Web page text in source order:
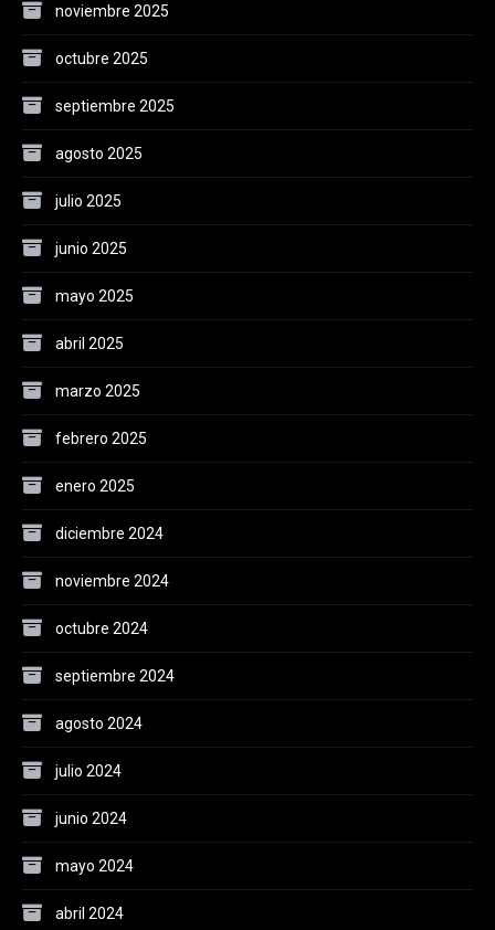
noviembre 2025
octubre 2025
septiembre 2025
agosto 2025
julio 2025
junio 2025
mayo 2025
abril 2025
marzo 2025
febrero 2025
enero 2025
diciembre 2024
noviembre 2024
octubre 2024
septiembre 2024
agosto 2024
julio 2024
junio 2024
mayo 2024
abril 2024